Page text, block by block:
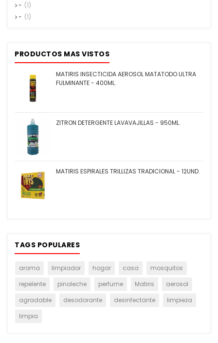
- (1)
- (1)
PRODUCTOS MAS VISTOS
MATIRIS INSECTICIDA AEROSOL MATATODO ULTRA
FULMINANTE - 400ML.
ZITRON DETERGENTE LAVAVAJILLAS - 950ML.
MATIRIS ESPIRALES TRILLIZAS TRADICIONAL - 12UND.
TAGS POPULARES
aroma limpiador hogar casa
mosquitos
repelente
pinoleche perfume Matiris
aerosol
agradable
desodorante desinfectante
limpieza
limpia